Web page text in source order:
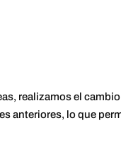
realizamos el
anteriores, lo que